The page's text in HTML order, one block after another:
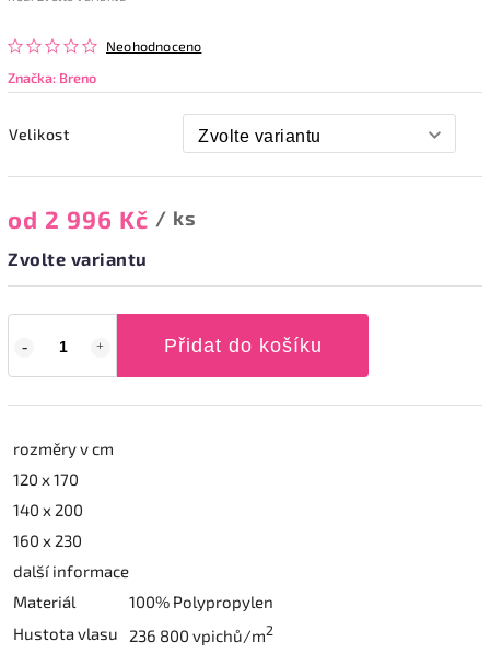
Neohodnoceno
Značka: Breno
Velikost
od 2 996 Kč / ks
Zvolte variantu
Přidat do košíku
rozměry v cm
120 x 170
140 x 200
160 x 230
další informace
Materiál
100% Polypropylen
Hustota vlasu
236 800 vpichů/m2